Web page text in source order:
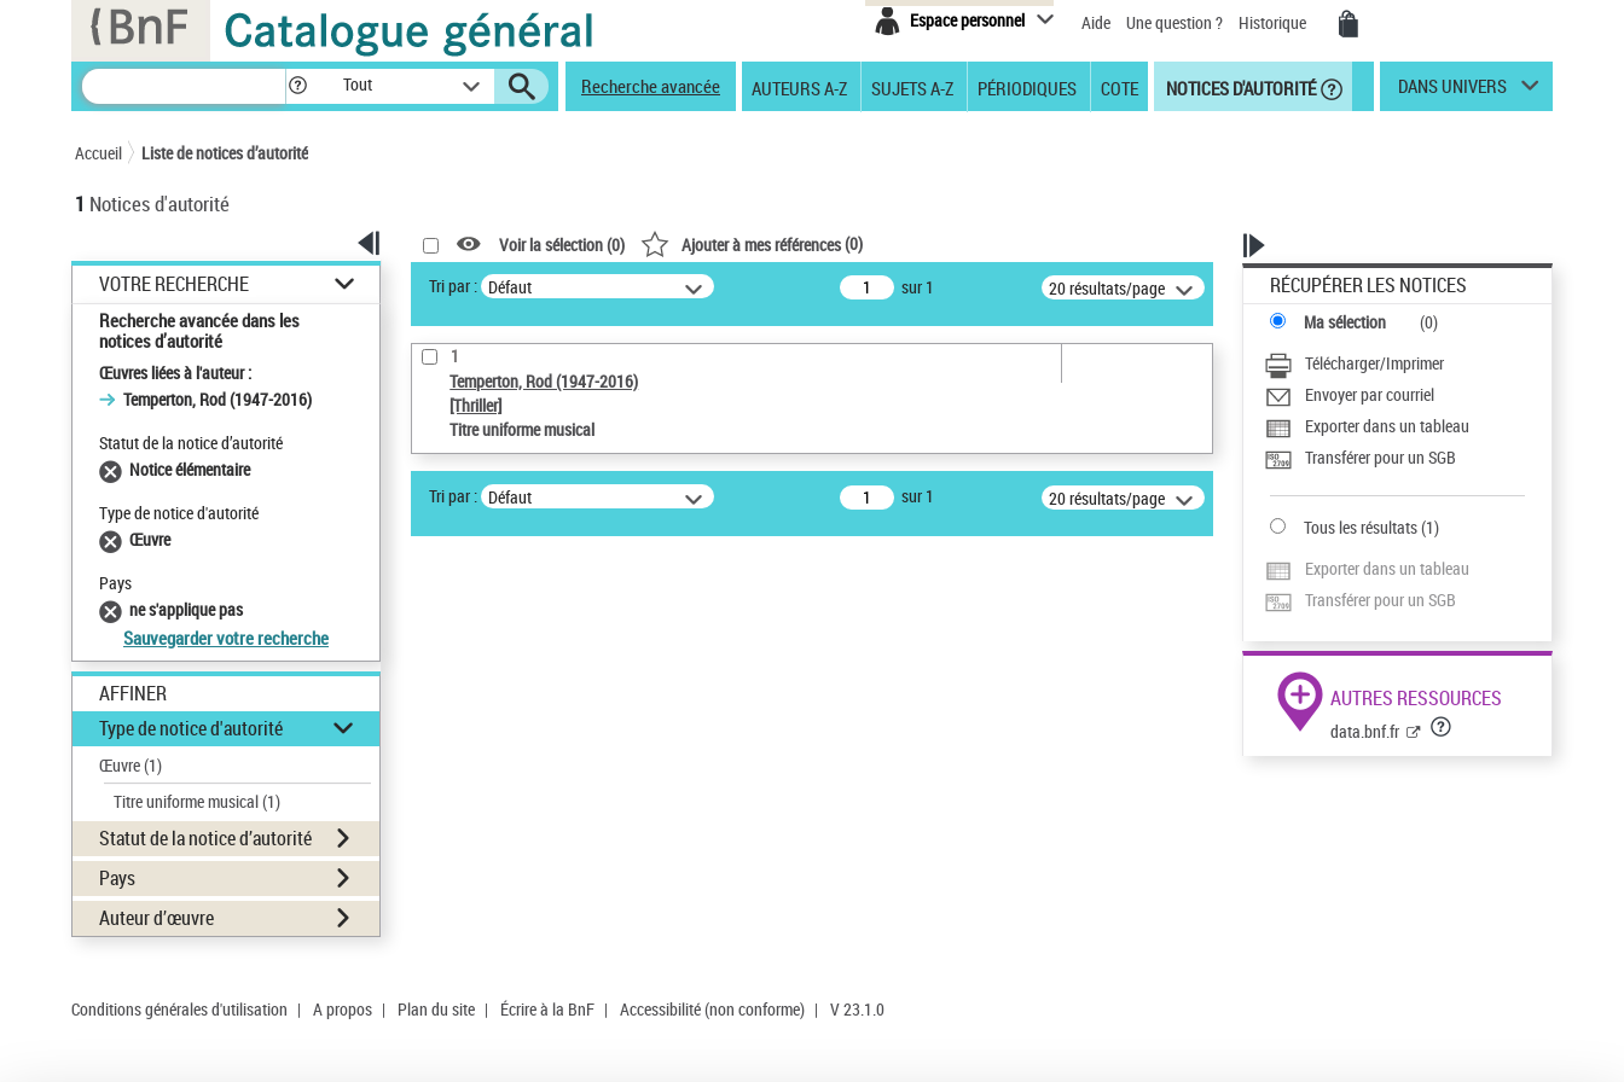
Espace personnel Aide Une question ? Historique
Tout Recherche avancée AUTEURS A-Z SUJETS A-Z PÉRIODIQUES COTE NOTICES D'AUTORITÉ DANS UNIVERS
Accueil Liste de notices d’autorité
1 Notices d'autorité
VOTRE RECHERCHE
Recherche avancée dans les
notices d’autorité
Œuvres liées à l'auteur :
Temperton, Rod (1947-2016)
Statut de la notice d’autorité
Notice élémentaire
Type de notice d'autorité
Œuvre
Pays
ne s'applique pas
Sauvegarder votre recherche
AFFINER
Type de notice d'autorité
Œuvre(1)
Titre uniforme musical(1)
Statut de la notice d’autorité
Pays
Auteur d’œuvre
Voir la sélection (0) Ajouter à mes références(0)
Tri par : Défaut sur 1 20 résultats/page
1
Temperton, Rod (1947-2016)
[Thriller]
Titre uniforme musical
Tri par : Défaut sur 1 20 résultats/page
RÉCUPÉRER LES NOTICES
Ma sélection (0)
Télécharger/Imprimer
Envoyer par courriel
Exporter dans un tableau
Transférer pour un SGB
Tous les résultats(1)
Exporter dans un tableau
Transférer pour un SGB
AUTRES RESSOURCES
data.bnf.fr
Conditions générales d'utilisation | A propos | Plan du site | Écrire à la BnF | Accessibilité (non conforme) | V 23.1.0
Panneau de gestion des cookies